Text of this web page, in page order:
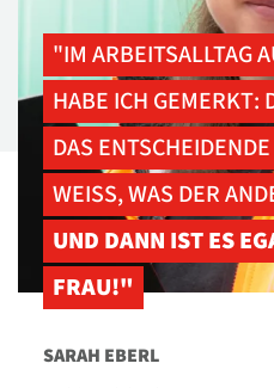
"IM ARBEITSALLTAG
HABE ICH GEMERKT:
DAS
WEISS, WAS DER
UND DANN IST ES
FRAU!"
SARAH EBERL